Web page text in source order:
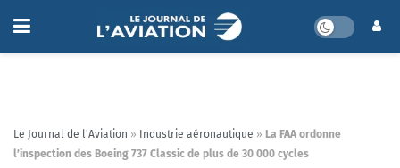
Le Journal de l'Aviation » Industrie aéronautique » La FAA ordonne
l’inspection des Boeing 737 Classic de plus de 30 000 cycles